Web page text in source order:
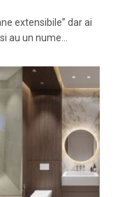
extensibile” dar ai
au un nume…